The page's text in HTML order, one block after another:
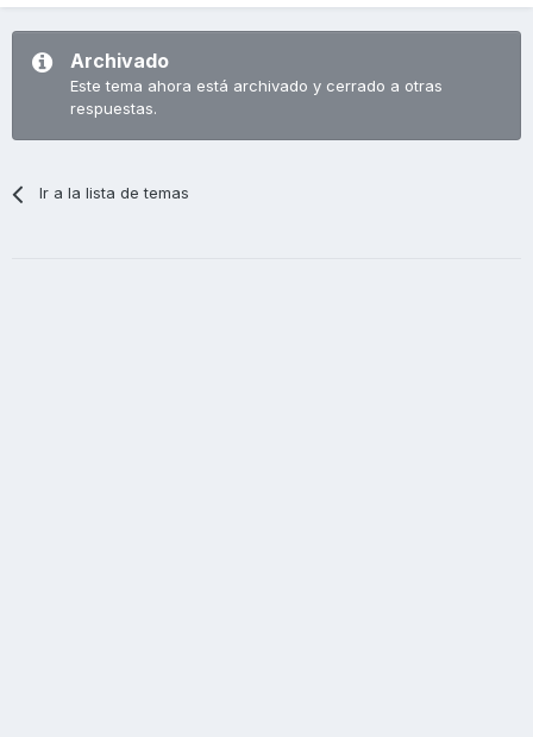
Archivado
Este tema ahora está archivado y cerrado a otras
respuestas.
Ir a la lista de temas